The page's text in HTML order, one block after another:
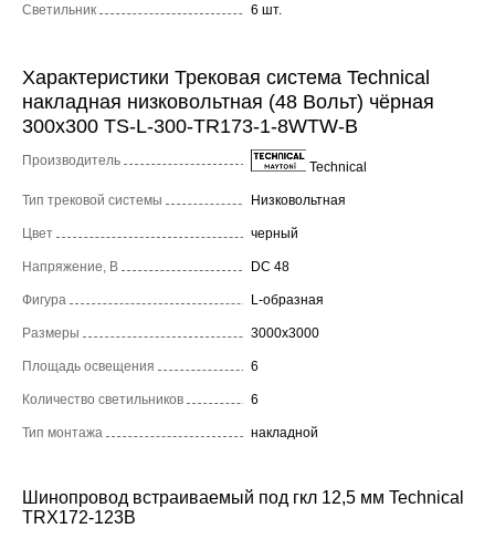
Светильник 6 шт.
Характеристики Трековая система Technical
накладная низковольтная (48 Вольт) чёрная
300x300 TS-L-300-TR173-1-8WTW-B
Производитель Technical
Тип трековой системы Низковольтная
Цвет черный
Напряжение, В DC 48
Фигура L-образная
Размеры 3000x3000
Площадь освещения 6
Количество светильников 6
Тип монтажа накладной
Шинопровод встраиваемый под гкл 12,5 мм Technical
TRX172-123B